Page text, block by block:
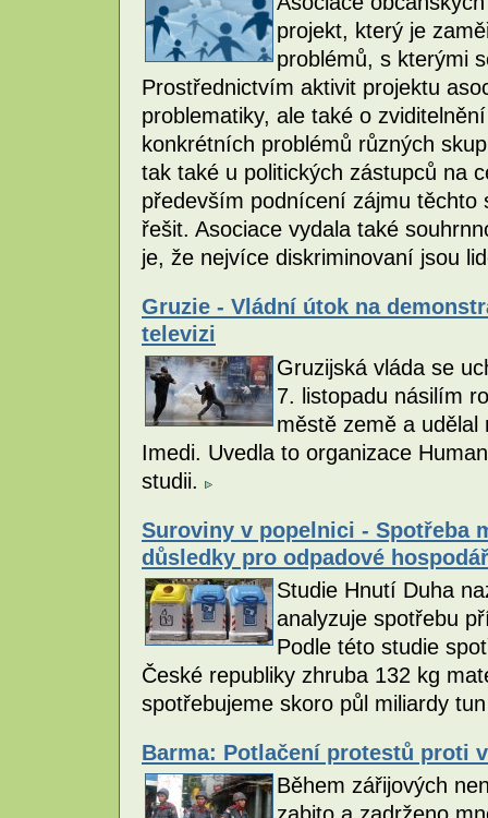
projekt, který je
problémů, s kterými
Prostřednictvím aktivit projektu
problematiky, ale také o
konkrétních problémů různých
tak také u politických zástupců na
především podnícení zájmu těchto
řešit. Asociace vydala také
je, že nejvíce diskriminovaní jsou
Gruzie - Vládní útok na
televizi
Gruzijská vláda se
7. listopadu násilím
městě země a
Imedi. Uvedla to organizace
studii.
Suroviny v popelnici - Spotřeba
důsledky pro odpadové
Studie Hnutí Duha
analyzuje spotřebu
Podle této studie
České republiky zhruba 132 kg
spotřebujeme skoro půl miliardy
Barma: Potlačení protestů proti
Během zářijových